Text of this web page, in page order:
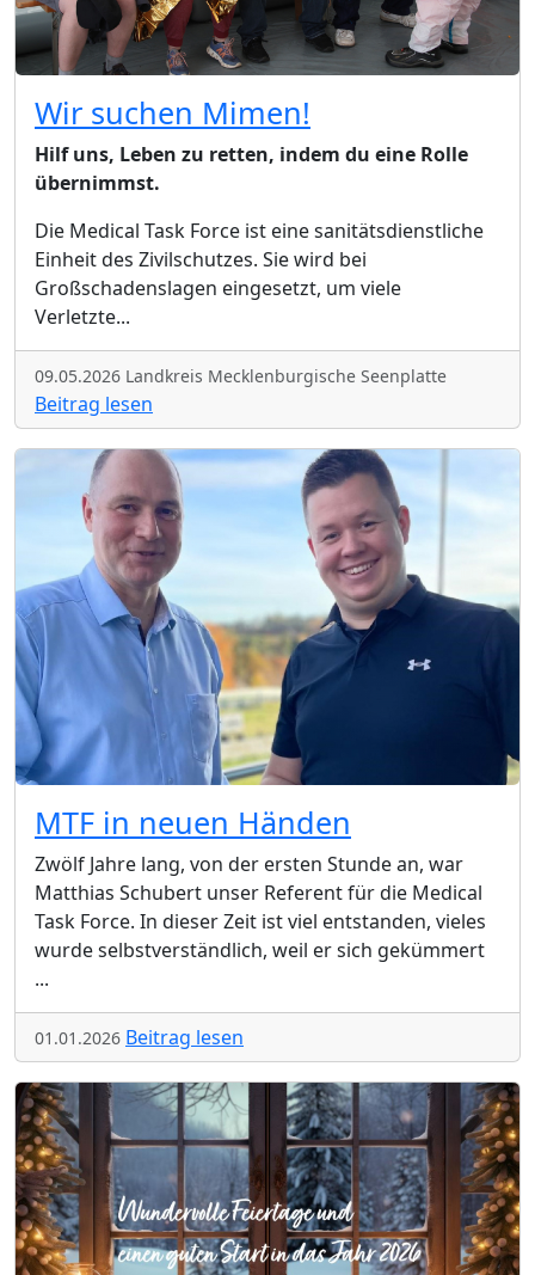
Wir suchen Mimen!
Hilf uns, Leben zu retten, indem du eine Rolle
übernimmst.
Die Medical Task Force ist eine sanitätsdienstliche
Einheit des Zivilschutzes. Sie wird bei
Großschadenslagen eingesetzt, um viele
Verletzte...
09.05.2026 Landkreis Mecklenburgische Seenplatte
Beitrag lesen
MTF in neuen Händen
Zwölf Jahre lang, von der ersten Stunde an, war
Matthias Schubert unser Referent für die Medical
Task Force. In dieser Zeit ist viel entstanden, vieles
wurde selbstverständlich, weil er sich gekümmert
...
01.01.2026 Beitrag lesen